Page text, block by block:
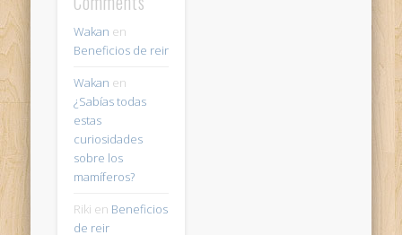
Wakan en
Beneficios de reir
Wakan en
¿Sabías todas
estas
curiosidades
sobre los
mamíferos?
Riki en Beneficios
de reir